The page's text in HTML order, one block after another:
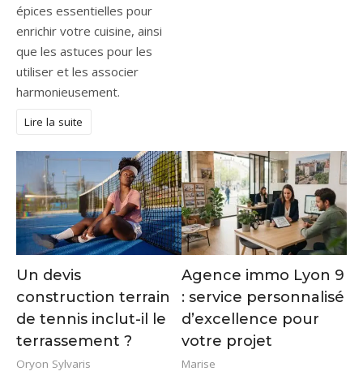
épices essentielles pour
enrichir votre cuisine, ainsi
que les astuces pour les
utiliser et les associer
harmonieusement.
Lire la suite
Un devis
construction terrain
de tennis inclut-il le
terrassement ?
Oryon Sylvaris
Agence immo Lyon 9
: service personnalisé
d’excellence pour
votre projet
Marise